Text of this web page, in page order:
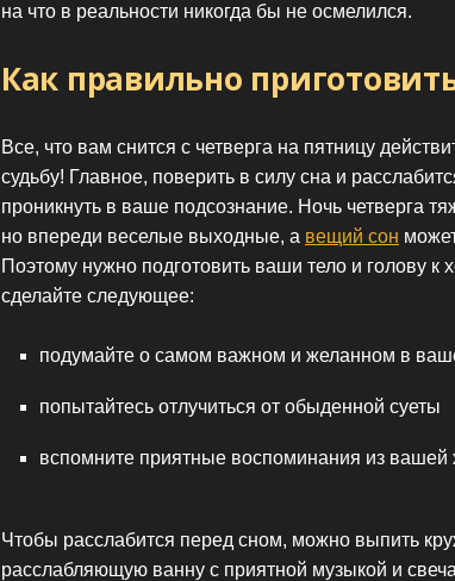
на что в реальности никогда бы не осмелился.
Как правильно
Все, что вам снится с четверга на пятницу
судьбу! Главное, поверить в силу сна и
проникнуть в ваше подсознание. Ночь четверга
но впереди веселые выходные, а вещий сон
Поэтому нужно подготовить ваши тело и голову
сделайте следующее:
подумайте о самом важном и желанном в
попытайтесь отлучиться от обыденной суеты
вспомните приятные воспоминания из вашей
Чтобы расслабится перед сном, можно выпить
расслабляющую ванну с приятной музыкой и